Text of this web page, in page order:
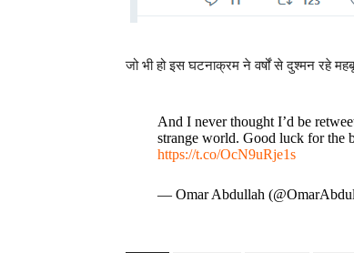
जो भी हो इस घटनाक्रम ने वर्षों से दुश्मन रहे
And I never thought I’d be
strange world. Good luck for the
https://t.co/OcN9uRje1s
— Omar Abdullah